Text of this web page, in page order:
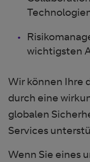
wichtigsten
Wir können Ihre
durch eine
globalen
Services
Wenn Sie eines